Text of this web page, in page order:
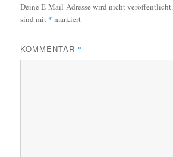
Deine E-Mail-Adresse wird nicht veröffentlicht.
sind mit * markiert
KOMMENTAR *